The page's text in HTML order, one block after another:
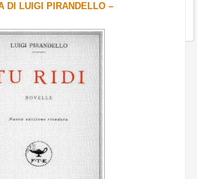
DI LUIGI PIRANDELLO –